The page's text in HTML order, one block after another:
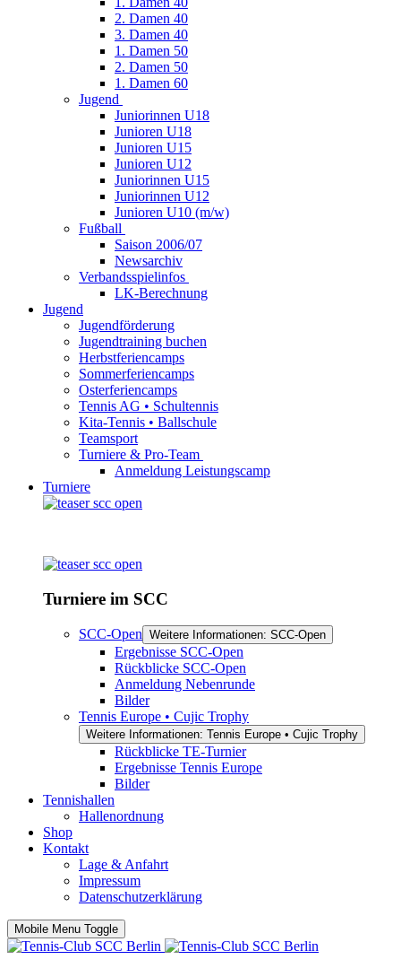
2. Damen 40
3. Damen 40
1. Damen 50
2. Damen 50
1. Damen 60
Jugend
Juniorinnen U18
Junioren U18
Junioren U15
Junioren U12
Juniorinnen U15
Juniorinnen U12
Junioren U10 (m/w)
Fußball
Saison 2006/07
Newsarchiv
Verbandsspielinfos
LK-Berechnung
Jugend
Jugendförderung
Jugendtraining buchen
Herbstferiencamps
Sommerferiencamps
Osterferiencamps
Tennis AG • Schultennis
Kita-Tennis • Ballschule
Teamsport
Turniere & Pro-Team
Anmeldung Leistungscamp
Turniere
Turniere im SCC
SCC-Open Weitere Informationen: SCC-Open
Ergebnisse SCC-Open
Rückblicke SCC-Open
Anmeldung Nebenrunde
Bilder
Tennis Europe • Cujic Trophy
Weitere Informationen: Tennis Europe • Cujic Trophy
Rückblicke TE-Turnier
Ergebnisse Tennis Europe
Bilder
Tennishallen
Hallenordnung
Shop
Kontakt
Lage & Anfahrt
Impressum
Datenschutzerklärung
Mobile Menu Toggle